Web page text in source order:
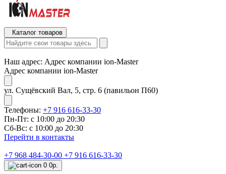
Каталог товаров
Наш адрес: Адрес компании ion-Master
Адрес компании ion-Master
ул. Сущёвский Вал, 5, стр. 6 (павильон П60)
Телефоны: +7 916 616-33-30
Пн-Пт: с 10:00 до 20:30
Сб-Вс: с 10:00 до 20:30
Перейти в контакты
+7 968 484-30-00 +7 916 616-33-30
0 0р.